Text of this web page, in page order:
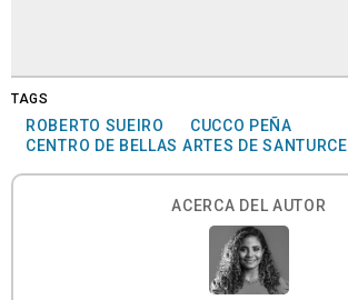
TAGS
ROBERTO SUEIRO
CUCCO PEÑA
CENTRO DE BELLAS ARTES DE SANTURCE
ACERCA DEL AUTOR